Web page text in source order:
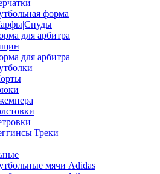
форма
для арбитра
для арбитра
мячи Adidas